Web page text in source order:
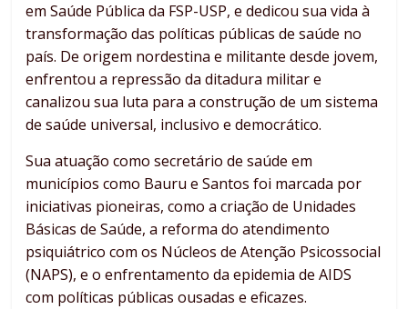
em Saúde Pública da FSP-USP, e dedicou sua vida à
transformação das políticas públicas de saúde no
país. De origem nordestina e militante desde jovem,
enfrentou a repressão da ditadura militar e
canalizou sua luta para a construção de um sistema
de saúde universal, inclusivo e democrático.
Sua atuação como secretário de saúde em
municípios como Bauru e Santos foi marcada por
iniciativas pioneiras, como a criação de Unidades
Básicas de Saúde, a reforma do atendimento
psiquiátrico com os Núcleos de Atenção Psicossocial
(NAPS), e o enfrentamento da epidemia de AIDS
com políticas públicas ousadas e eficazes.